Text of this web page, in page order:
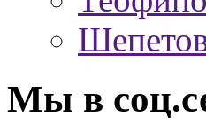
Мы в